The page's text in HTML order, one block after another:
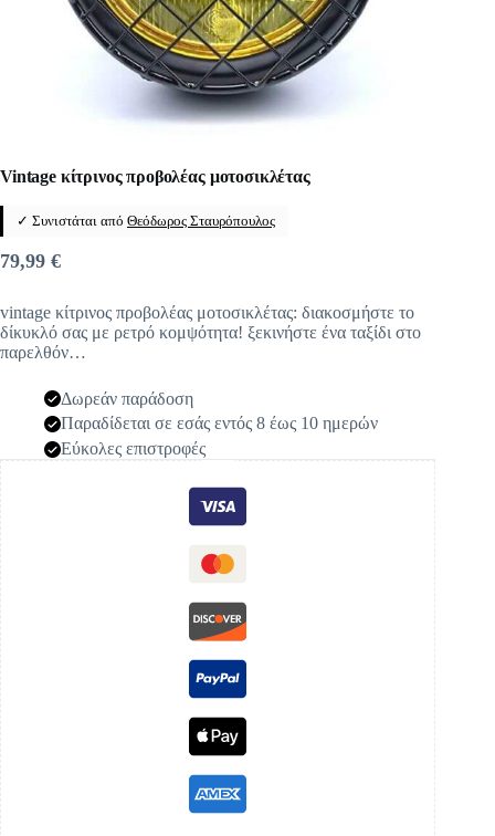
Vintage κίτρινος προβολέας μοτοσικλέτας
✓ Συνιστάται από Θεόδωρος Σταυρόπουλος
79,99 €
vintage κίτρινος προβολέας μοτοσικλέτας: διακοσμήστε το
δίκυκλό σας με ρετρό κομψότητα! ξεκινήστε ένα ταξίδι στο
παρελθόν…
Δωρεάν παράδοση
Παραδίδεται σε εσάς εντός 8 έως 10 ημερών
Εύκολες επιστροφές